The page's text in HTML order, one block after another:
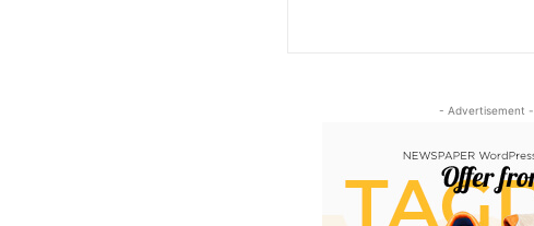
- Advertisement -